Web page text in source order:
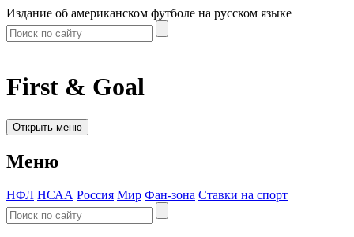
Издание об американском футболе на русском языке
First & Goal
Открыть меню
Меню
НФЛ НСАА Россия Мир Фан-зона Ставки на спорт